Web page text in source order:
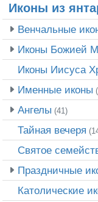
Иконы из
Венчальные
Иконы Божией
Иконы Иисуса
Именные иконы
Ангелы (41)
Тайная вечеря
Святое
Праздничные
Католические